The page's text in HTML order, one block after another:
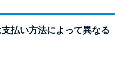
支払い方法によって異なる